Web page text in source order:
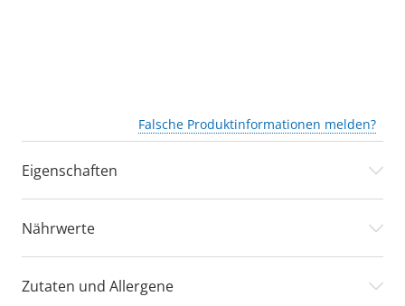
Falsche Produktinformationen melden?
Eigenschaften
Nährwerte
Zutaten und Allergene